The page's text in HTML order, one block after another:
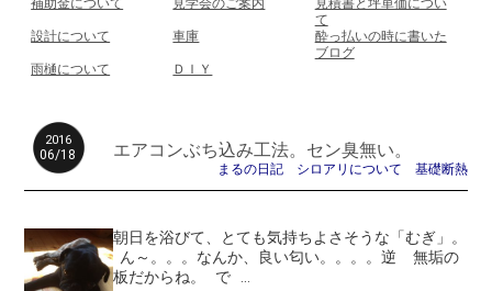
補助金について 見学会のご案内
見積書と坪単価につい
て
設計について
車庫
酔っ払いの時に書いた
ブログ
雨樋について
ＤＩＹ
2016
06/18 エアコンぶち込み工法。セン臭無い。
まるの日記 シロアリについて 基礎断熱
朝日を浴びて、とても気持ちよさそうな「むぎ」。
ん～。。。なんか、良い匂い。。。。逆 無垢の
板だからね。 で ...